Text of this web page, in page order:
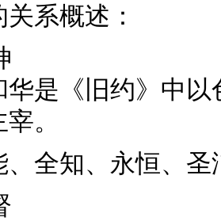
系概述：
华是《旧约》中
。
、全知、永恒、